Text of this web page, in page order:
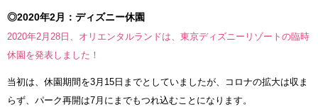
◎2020年2月：ディズニー休園
2020年2月28日、オリエンタルランドは、東京ディズニーリゾートの臨時
休園を発表しました！
当初は、休園期間を3月15日までとしていましたが、コロナの拡大は収ま
らず、パーク再開は7月にまでもつれ込むことになります。